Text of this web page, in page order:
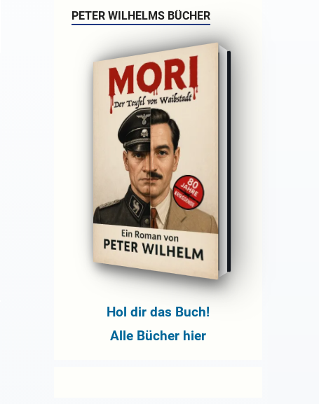
PETER WILHELMS BÜCHER
Hol dir das Buch!
Alle Bücher hier